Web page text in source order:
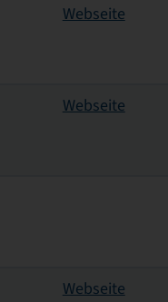
Webseite
Webseite
Webseite